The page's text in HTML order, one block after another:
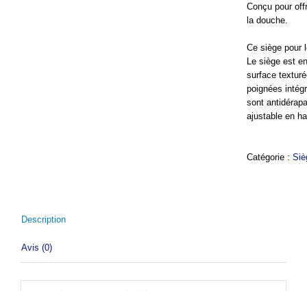
Conçu pour
la douche.
Ce siège pour
Le siège est
surface
poignées
sont
ajustable en
Catégorie :
Description
Avis (0)